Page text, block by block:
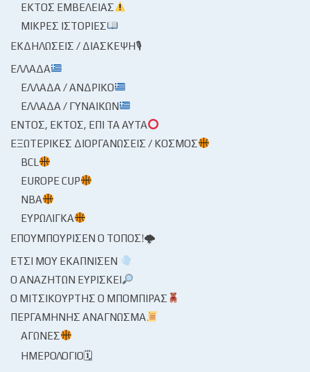
ΕΚΤΌΣ ΕΜΒΈΛΕΙΑΣ
ΜΙΚΡΈΣ ΙΣΤΟΡΊΕΣ
ΕΚΔΗΛΏΣΕΙΣ / ΔΙΆΣΚΕΨΗ🎙
ΕΛΛΆΔΑ
ΕΛΛΆΔΑ / ΑΝΔΡΙΚΌ
ΕΛΛΆΔΑ / ΓΥΝΑΙΚΏΝ
ΕΝΤΌΣ, ΕΚΤΌΣ, ΕΠΊ ΤΑ ΑΥΤΆ
ΕΞΩΤΕΡΙΚΈΣ ΔΙΟΡΓΑΝΏΣΕΙΣ / ΚΌΣΜΟΣ
BCL
EUROPE CUP
NBA
ΕΥΡΩΛΊΓΚΑ
ΕΠΟΥΜΠΟΎΡΙΣΕΝ Ο ΤΌΠΟΣ!🌩
ΈΤΣΙ ΜΟΥ ΕΚΆΠΝΙΣΕΝ
Ο ΑΝΑΖΗΤΏΝ ΕΥΡΊΣΚΕΙ
Ο ΜΙΤΣΙΚΟΥΡΤΉΣ Ο ΜΠΌΜΠΙΡΑΣ
ΠΕΡΓΑΜΗΝΉΣ ΑΝΆΓΝΩΣΜΑ
ΑΓΏΝΕΣ
ΗΜΕΡΟΛΌΓΙΟ🗓